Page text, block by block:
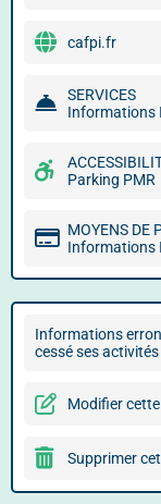
cafpi.fr
SERVICES
Informations
Parking PMR
MOYENS DE
Informations
Informations
cessé ses activités
Modifier
Supprimer